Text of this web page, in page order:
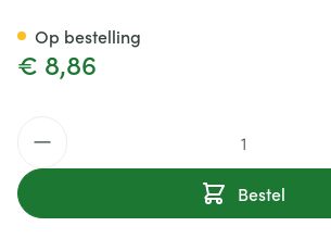
€ 8,86
Bestel
Op bestelling